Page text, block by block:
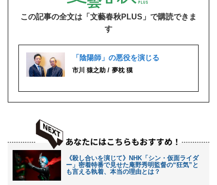
この記事の全文は「文藝春秋PLUS」で購読できま
す
「陰陽師」の悪役を演じる
市川 猿之助 夢枕 獏
《殺し合いを演じて》NHK「シン・仮面ライダ
ー」密着特番で見せた庵野秀明監督の“狂気”と
も言える執着、本当の理由とは？